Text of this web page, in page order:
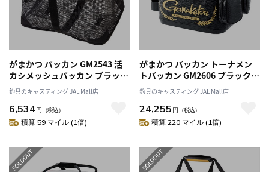
がまかつ バッカン GM2543 活
カシメッシュバッカン ブラック
(gamakatsu) 40cm
釣具のキャスティング JAL Mall店
6,534円 （税込）
積算 59 マイル (1倍)
がまかつ バッカン トーナメン
トバッカン GM2606 ブラック
45cmハイタイプ
釣具のキャスティング JAL Mall店
24,255 円 （税込）
積算 220 マイル (1倍)